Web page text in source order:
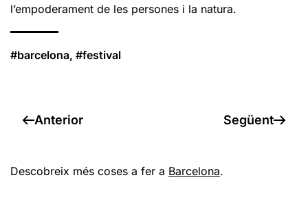
l’empoderament de les persones i la natura.
#barcelona, #festival
Anterior Següent
Descobreix més coses a fer a Barcelona.